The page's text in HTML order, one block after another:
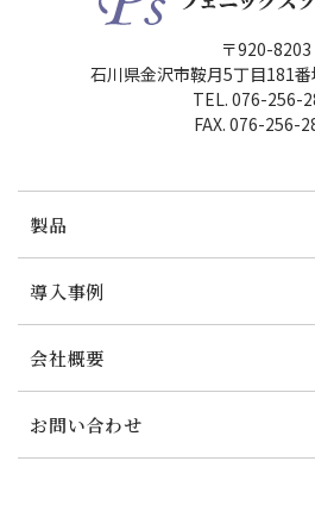
〒920-8203
石川県金沢市鞍月5丁目181
TEL. 076-256-
FAX. 076-256-
製品
導入事例
会社概要
お問い合わせ